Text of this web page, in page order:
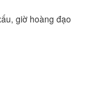
giờ hoàng đạo